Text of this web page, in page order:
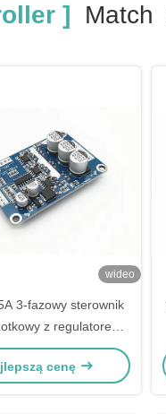
] Match
wideo
3-fazowy sterownik
z regulatorem
PWM
cenę